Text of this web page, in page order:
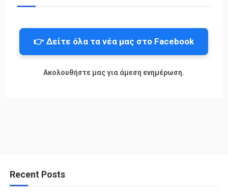
👉 Δείτε όλα τα νέα μας στο Facebook
Ακολουθήστε μας για άμεση ενημέρωση.
Recent Posts